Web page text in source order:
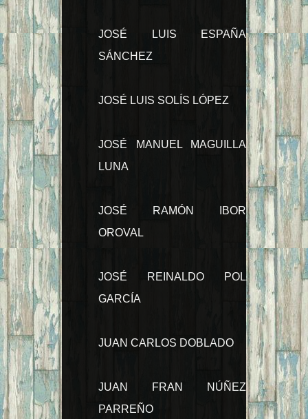
JOSÉ LUIS ESPAÑA
SÁNCHEZ
JOSÉ LUIS SOLÍS LÓPEZ
JOSÉ MANUEL MAGUILLA
LUNA
JOSÉ RAMÓN IBOR
OROVAL
JOSÉ REINALDO POL
GARCÍA
JUAN CARLOS DOBLADO
JUAN FRAN NÚÑEZ
PARREÑO